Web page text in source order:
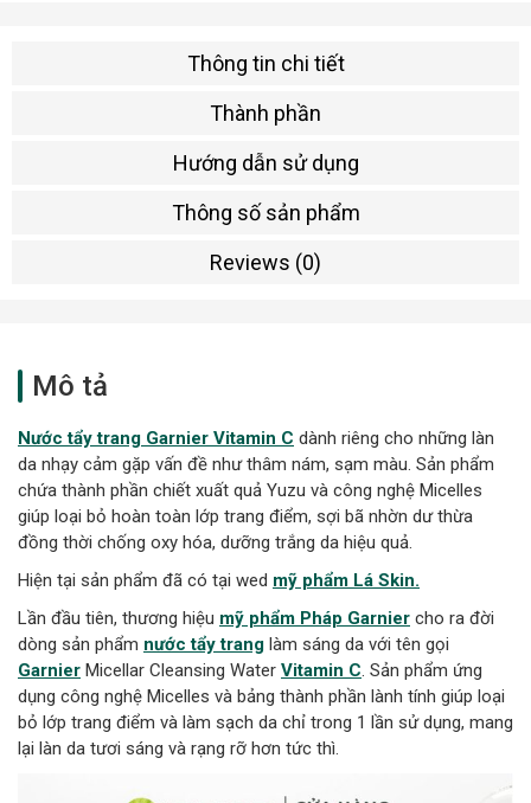
Thông tin chi tiết
Thành phần
Hướng dẫn sử dụng
Thông số sản phẩm
Reviews (0)
Mô tả
Nước tẩy trang Garnier Vitamin C dành riêng cho những làn
da nhạy cảm gặp vấn đề như thâm nám, sạm màu. Sản phẩm
chứa thành phần chiết xuất quả Yuzu và công nghệ Micelles
giúp loại bỏ hoàn toàn lớp trang điểm, sợi bã nhờn dư thừa
đồng thời chống oxy hóa, dưỡng trắng da hiệu quả.
Hiện tại sản phẩm đã có tại wed mỹ phẩm Lá Skin.
Lần đầu tiên, thương hiệu mỹ phẩm Pháp Garnier cho ra đời
dòng sản phẩm nước tẩy trang làm sáng da với tên gọi
Garnier Micellar Cleansing Water Vitamin C. Sản phẩm ứng
dụng công nghệ Micelles và bảng thành phần lành tính giúp loại
bỏ lớp trang điểm và làm sạch da chỉ trong 1 lần sử dụng, mang
lại làn da tươi sáng và rạng rỡ hơn tức thì.